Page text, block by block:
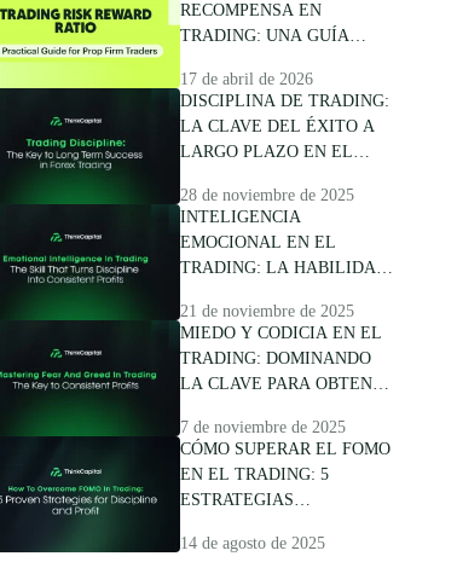
RECOMPENSA EN
TRADING: UNA GUÍA
DE PROP FIRMS
17 de abril de 2026
DISCIPLINA DE TRADING:
LA CLAVE DEL ÉXITO A
LARGO PLAZO EN EL
28 de noviembre de 2025
INTELIGENCIA
EMOCIONAL EN EL
TRADING: LA HABILIDAD
DISCIPLINA EN
GANANCIAS
CONSISTENTES
21 de noviembre de 2025
MIEDO Y CODICIA EN EL
TRADING: DOMINANDO
LA CLAVE PARA OBTENER
CONSISTENTES
7 de noviembre de 2025
CÓMO SUPERAR EL FOMO
EN EL TRADING: 5
ESTRATEGIAS
14 de agosto de 2025